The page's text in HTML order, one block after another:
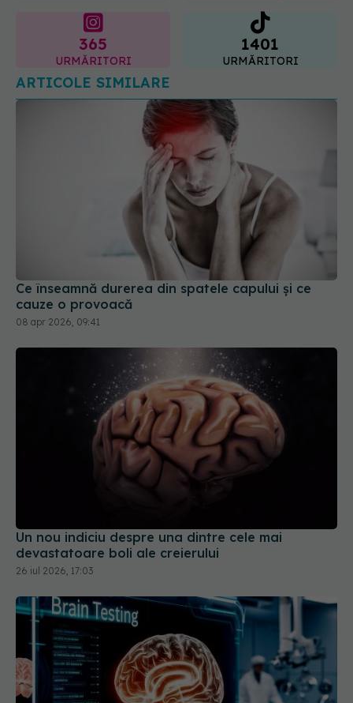
ARTICOLE SIMILARE
Ce înseamnă durerea din spatele capului și ce
cauze o provoacă
Un nou indiciu despre una dintre cele mai
devastatoare boli ale creierului